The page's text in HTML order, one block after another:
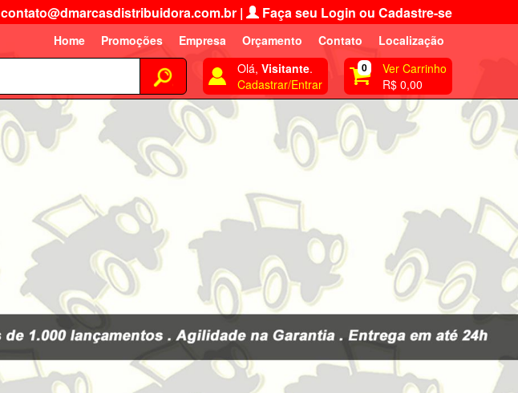
contato@dmarcasdistribuidora.com.br | Faça seu Login ou Cadastre-se
Home Promoções Empresa Orçamento Contato
Localização
Olá, Visitante.
Cadastrar/Entrar
0
Ver Carrinho
R$ 0,00